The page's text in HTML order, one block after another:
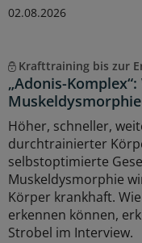
02.08.2026
Krafttraining bis zur
„Adonis-
Höher, schneller,
durchtrainierter
selbstoptimierte
Muskeldysmorphie
Körper krankhaft.
erkennen können,
Strobel im Interview.